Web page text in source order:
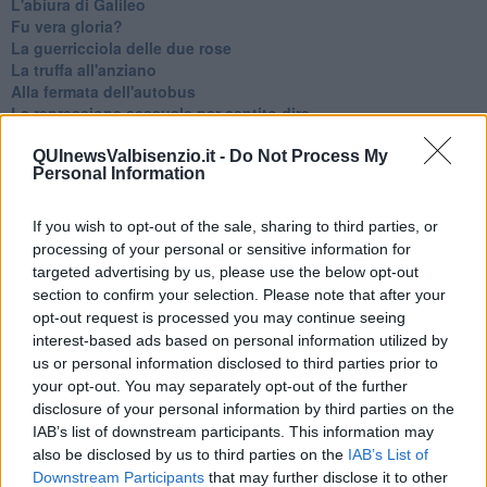
QUInewsValbisenzio.it - Do Not Process My
Personal Information
If you wish to opt-out of the sale, sharing to third parties, or
processing of your personal or sensitive information for
targeted advertising by us, please use the below opt-out
section to confirm your selection. Please note that after your
opt-out request is processed you may continue seeing
interest-based ads based on personal information utilized by
us or personal information disclosed to third parties prior to
your opt-out. You may separately opt-out of the further
disclosure of your personal information by third parties on the
IAB’s list of downstream participants. This information may
also be disclosed by us to third parties on the IAB’s List of
Downstream Participants that may further disclose it to other
Fu vera gloria?
La guerricciola delle due rose
La truffa all'anziano
Alla fermata dell'autobus
La repressione sessuale per sentito dire
Foto storica
Esequie solenni
Teste calde
Non avere e non essere
Armiamoci e... avviatevi
Da Capodanno a Carnevale
Schizzi di fango
Sor-riso amaro
Fine anno al ristorante
La festa di Capodanno
Natale 2024
Re e regnanti
A noi interessa il dito non la luna
Come rubare allo stato e vivere felici
Una performance